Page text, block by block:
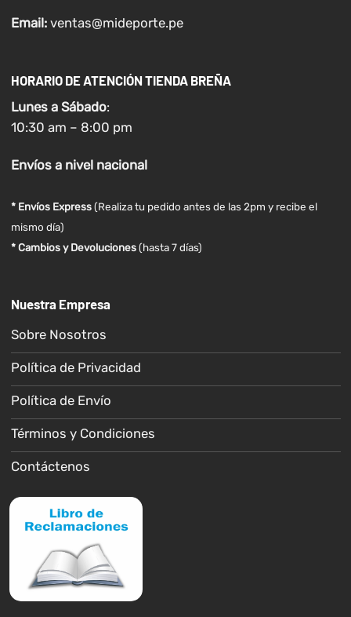
Email: ventas@mideporte.pe
HORARIO DE ATENCIÓN TIENDA BREÑA
Lunes a Sábado:
10:30 am – 8:00 pm
Envíosa nivel nacional
* Envíos Express(Realiza tu pedido antes de las 2pm y recibe el
mismo día)
* Cambios y Devoluciones (hasta 7 días)
Nuestra Empresa
Sobre Nosotros
Política de Privacidad
Política de Envío
Términos y Condiciones
Contáctenos